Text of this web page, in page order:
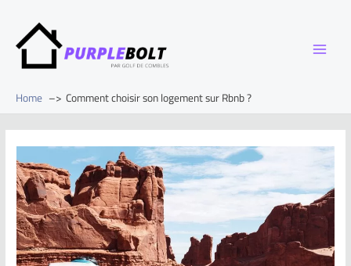
Home Comment choisir son logement sur Rbnb ?